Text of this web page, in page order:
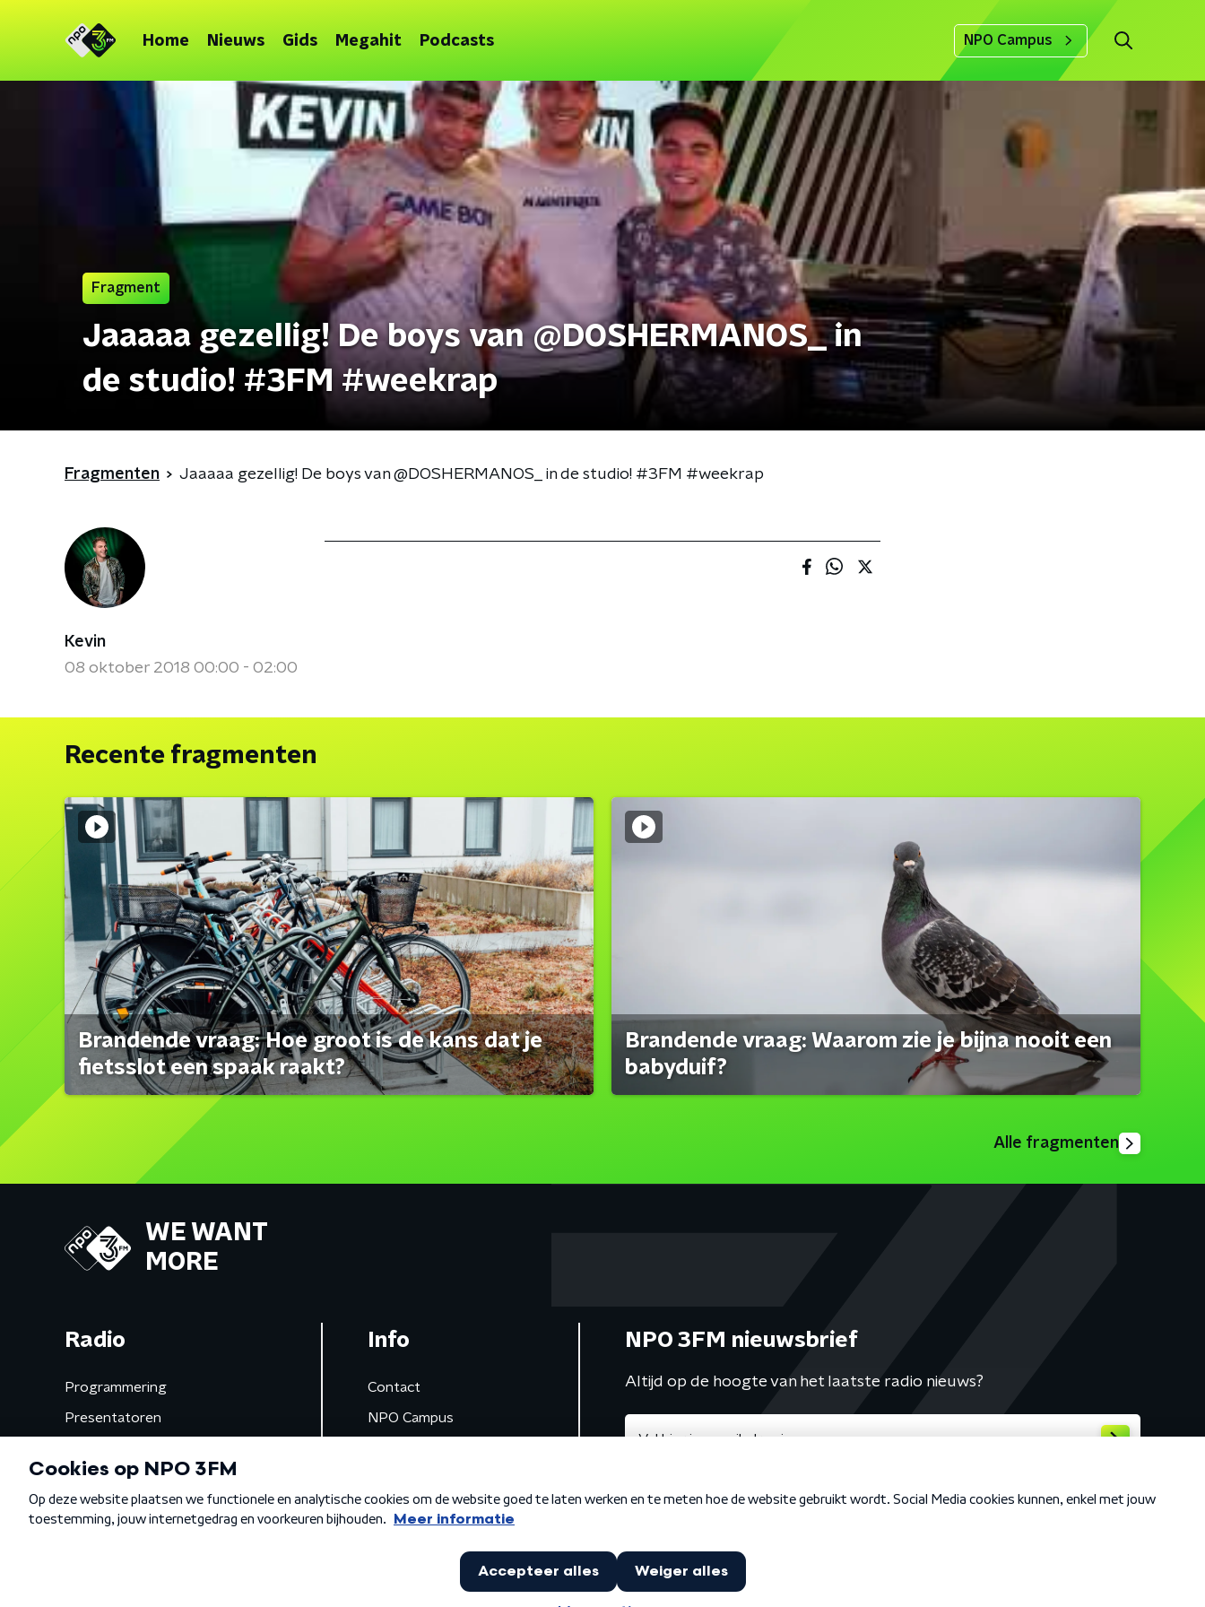
Home Nieuws Gids Megahit Podcasts NPO Campus
Fragment
Jaaaaa gezellig! De boys van @DOSHERMANOS_ in
de studio! #3FM #weekrap
Fragmenten Jaaaaa gezellig! De boys van @DOSHERMANOS_ in de studio! #3FM #weekrap
Kevin
08 oktober 2018 00:00 - 02:00
Recente fragmenten
Brandende vraag: Hoe groot is de kans dat je
fietsslot een spaak raakt?
Brandende vraag: Waarom zie je bijna nooit een
babyduif?
Alle fragmenten
WE WANT
MORE
Radio
Programmering
Presentatoren
Gemist
Info
Contact
NPO Campus
NPO 3FM nieuwsbrief
Altijd op de hoogte van het laatste radio nieuws?
Algemene voorwaarden Privacybeleid